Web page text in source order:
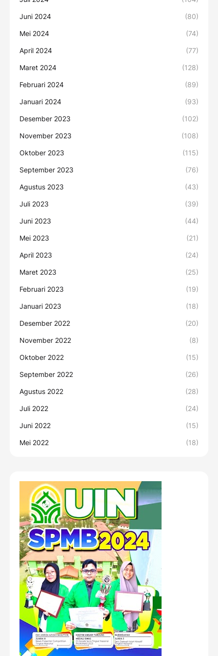
Juni 2024 (80)
Mei 2024 (74)
April 2024 (77)
Maret 2024 (128)
Februari 2024 (89)
Januari 2024 (93)
Desember 2023 (102)
November 2023 (108)
Oktober 2023 (115)
September 2023 (76)
Agustus 2023 (43)
Juli 2023 (39)
Juni 2023 (44)
Mei 2023 (21)
April 2023 (24)
Maret 2023 (25)
Februari 2023 (19)
Januari 2023 (18)
Desember 2022 (20)
November 2022 (8)
Oktober 2022 (15)
September 2022 (26)
Agustus 2022 (28)
Juli 2022 (24)
Juni 2022 (15)
Mei 2022 (18)